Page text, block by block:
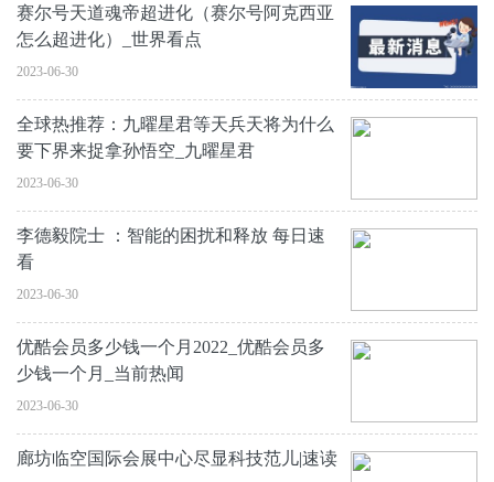
赛尔号天道魂帝超进化（赛尔号阿克西亚
怎么超进化）_世界看点
2023-06-30
全球热推荐：九曜星君等天兵天将为什么
要下界来捉拿孙悟空_九曜星君
2023-06-30
李德毅院士 ：智能的困扰和释放 每日速
看
2023-06-30
优酷会员多少钱一个月2022_优酷会员多
少钱一个月_当前热闻
2023-06-30
廊坊临空国际会展中心尽显科技范儿|速读